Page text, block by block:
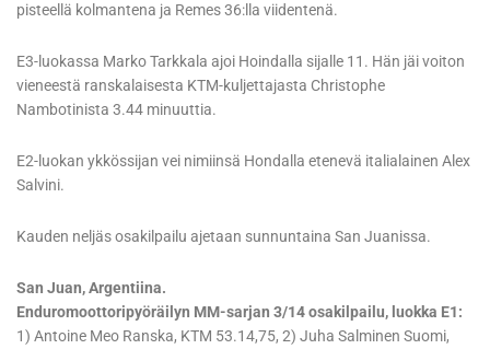
pisteellä kolmantena ja Remes 36:lla viidentenä.
E3-luokassa Marko Tarkkala ajoi Hoindalla sijalle 11. Hän jäi voiton
vieneestä ranskalaisesta KTM-kuljettajasta Christophe
Nambotinista 3.44 minuuttia.
E2-luokan ykkössijan vei nimiinsä Hondalla etenevä italialainen Alex
Salvini.
Kauden neljäs osakilpailu ajetaan sunnuntaina San Juanissa.
San Juan, Argentiina.
Enduromoottoripyöräilyn MM-sarjan 3/14 osakilpailu, luokka E1:
1) Antoine Meo Ranska, KTM 53.14,75, 2) Juha Salminen Suomi,